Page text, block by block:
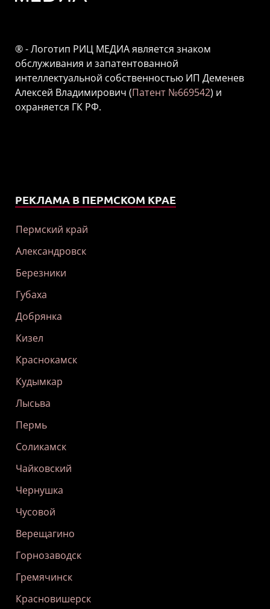
® - Логотип РИЦ МЕДИА является знаком
обслуживания и запатентованной
интеллектуальной собственностью ИП Деменев
Алексей Владимирович (Патент №669542) и
охраняется ГК РФ.
РЕКЛАМА В ПЕРМСКОМ КРАЕ
Пермский край
Александровск
Березники
Губаха
Добрянка
Кизел
Краснокамск
Кудымкар
Лысьва
Пермь
Соликамск
Чайковский
Чернушка
Чусовой
Верещагино
Горнозаводск
Гремячинск
Красновишерск